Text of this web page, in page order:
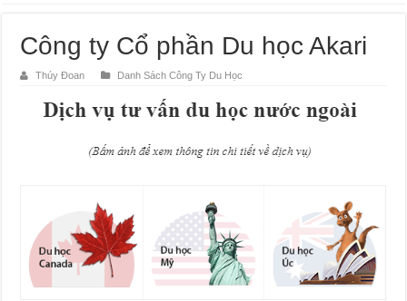
Công ty Cổ phần Du học Akari
Thúy Đoan Danh Sách Công Ty Du Học